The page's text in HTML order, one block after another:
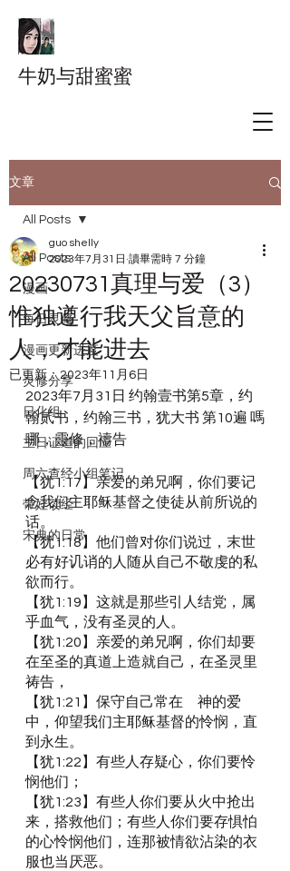
牛奶与甜蜜蜜
文章
All Posts
漫画
每日灵修
漫画更新进度
灵修分享
日化组
主日证道的回应
周六查经小组笔记
带娃读经
宋典的日常
All Posts
20230731真理与爱（3）
惟独遵行我天父旨意的
人，才能进去
guo shelly
2023年7月31日 讀畢需時 7 分鐘
已更新： 2023年11月6日
2023年7月31日 约翰壹书第5章，约
翰贰书，约翰三书，犹大书 第10遍 嗎
哪，靈修，禱告
【犹1:17】亲爱的弟兄啊，你们要记
念我们主耶稣基督之使徒从前所说的
话。
【犹1:18】他们曾对你们说过，末世
必有好讥诮的人随从自己不敬虔的私
欲而行。
【犹1:19】这就是那些引人结党，属
乎血气，没有圣灵的人。
【犹1:20】亲爱的弟兄啊，你们却要
在至圣的真道上造就自己，在圣灵里
祷告，
【犹1:21】保守自己常在　神的爱
中，仰望我们主耶稣基督的怜悯，直
到永生。
【犹1:22】有些人存疑心，你们要怜
悯他们；
【犹1:23】有些人你们要从火中抢出
来，搭救他们；有些人你们要存惧怕
的心怜悯他们，连那被情欲沾染的衣
服也当厌恶。